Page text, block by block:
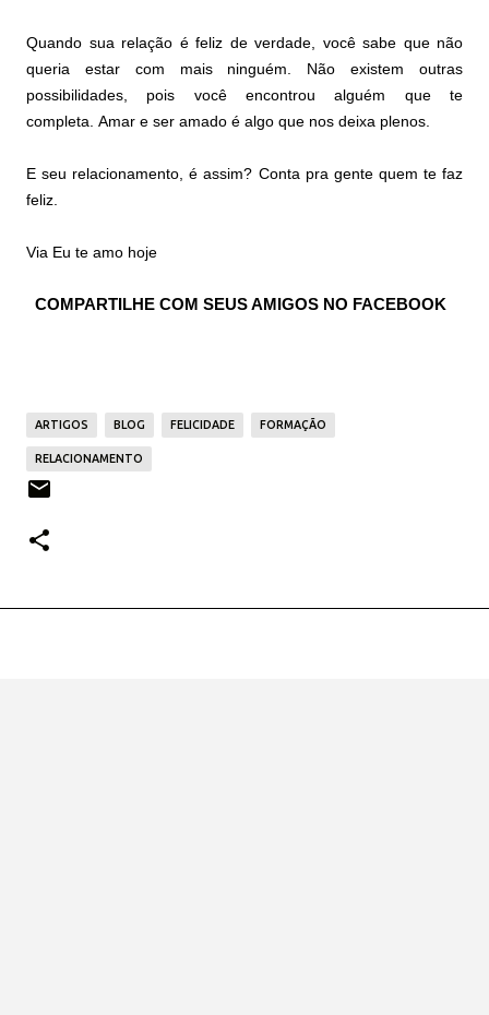
Quando sua relação é feliz de verdade, você sabe que não
queria estar com mais ninguém. Não existem outras
possibilidades, pois você encontrou alguém que te
completa. Amar e ser amado é algo que nos deixa plenos.
E seu relacionamento, é assim? Conta pra gente quem te faz
feliz.
Via Eu te amo hoje
COMPARTILHE COM SEUS AMIGOS NO FACEBOOK
ARTIGOS BLOG FELICIDADE FORMAÇÃO
RELACIONAMENTO